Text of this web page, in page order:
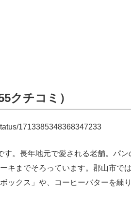
クチコミ）
1713385348368347233
。長年地元で愛される老舗。パン
キまでそろっています。郡山市で
ックス」や、コーヒーバターを練